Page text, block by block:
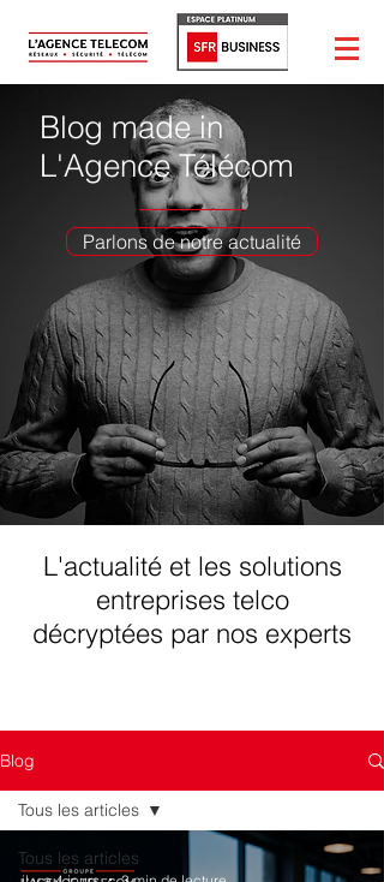
Blog made in
L'Agence Télécom
Parlons de notre actualité
L'actualité et les solutions
entreprises telco
décryptées par nos experts
Blog
Tous les articles
Tous les articles